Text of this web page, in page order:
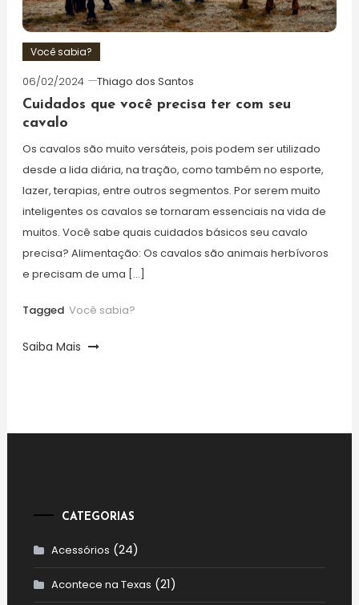
Você sabia?
06/02/2024
Thiago dos Santos
Cuidados que você precisa ter com seu
cavalo
Os cavalos são muito versáteis, pois podem ser utilizado
desde a lida diária, na tração, como também no esporte,
lazer, terapias, entre outros segmentos. Por serem muito
inteligentes os cavalos se tornaram essenciais na vida de
muitos. Você sabe quais cuidados básicos seu cavalo
precisa? Alimentação: Os cavalos são animais herbívoros
e precisam de uma […]
Tagged Você sabia?
Saiba Mais
CATEGORIAS
Acessórios (24)
Acontece na Texas (21)